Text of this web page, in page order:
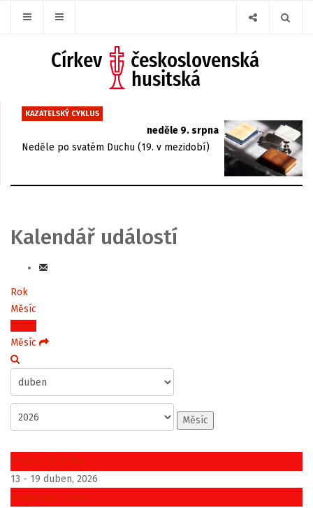
KAZATELSKÝ CYKLUS
neděle 9. srpna
Neděle po svatém Duchu (19. v mezidobí)
Kalendář událostí
Rok
Měsíc
Týden
Měsíc
Měsíc
Předchozí týden
13 - 19 duben, 2026
Následující týden